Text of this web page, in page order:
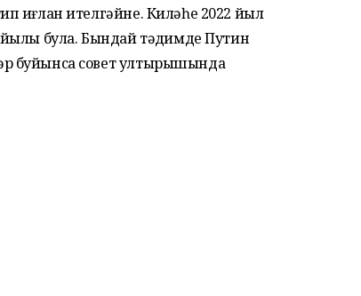
иғлан ителгәйне. Киләһе 2022 йыл
була. Бындай тәҡдимде Путин
буйынса совет ултырышында